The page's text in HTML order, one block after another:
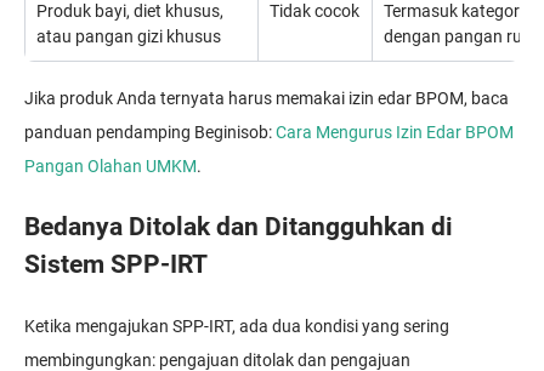
Produk bayi, diet khusus,
atau pangan gizi khusus
Tidak cocok
Termasuk kategori
dengan pangan
Jika produk Anda ternyata harus memakai izin edar BPOM, baca
panduan pendamping Beginisob:Cara Mengurus Izin Edar BPOM
Pangan Olahan UMKM.
Bedanya Ditolak dan Ditangguhkan di
Sistem SPP-IRT
Ketika mengajukan SPP-IRT, ada dua kondisi yang sering
membingungkan: pengajuan ditolak dan pengajuan